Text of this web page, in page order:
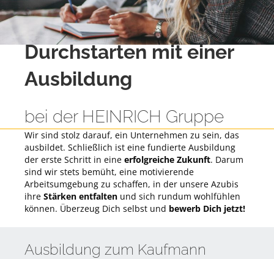
Durchstarten mit einer
Ausbildung
bei der HEINRICH Gruppe
Wir sind stolz darauf, ein Unternehmen zu sein, das
ausbildet. Schließlich ist eine fundierte Ausbildung
der erste Schritt in eine erfolgreiche Zukunft. Darum
sind wir stets bemüht, eine motivierende
Arbeitsumgebung zu schaffen, in der unsere Azubis
ihre Stärken entfalten und sich rundum wohlfühlen
können. Überzeug Dich selbst und bewerb Dich jetzt!
Ausbildung zum Kaufmann